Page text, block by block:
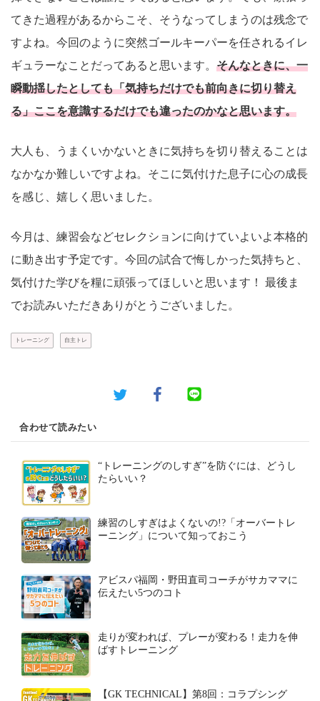
てきた過程があるからこそ、そうなってしまうのは残念で
すよね。今回のように突然ゴールキーパーを任されるイレ
ギュラーなことだってあると思います。 そんなときに、一
瞬動揺したとしても「気持ちだけでも前向きに切り替え
る」ここを意識するだけでも違ったのかなと思います。
大人も、うまくいかないときに気持ちを切り替えることは
なかなか難しいですよね。そこに気付けた息子に心の成長
を感じ、嬉しく思いました。
今月は、練習会などセレクションに向けていよいよ本格的
に動き出す予定です。今回の試合で悔しかった気持ちと、
気付けた学びを糧に頑張ってほしいと思います！ 最後ま
でお読みいただきありがとうございました。
トレーニング 自主トレ
合わせて読みたい
“トレーニングのしすぎ”を防ぐには、どうし
たらいい？
練習のしすぎはよくないの!?「オーバートレ
ーニング」について知っておこう
アビスパ福岡・野田直司コーチがサカママに
伝えたい5つのコト
走りが変われば、プレーが変わる！走力を伸
ばすトレーニング
【GK TECHNICAL】第8回：コラプシング